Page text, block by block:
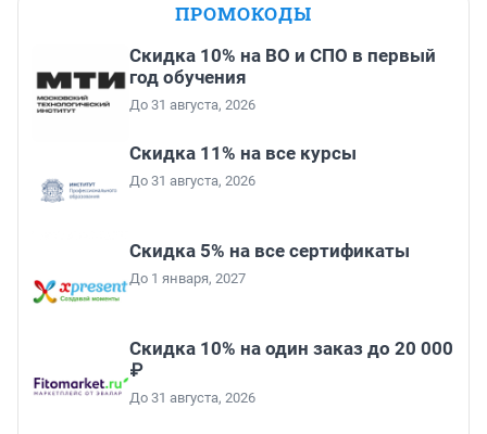
ПРОМОКОДЫ
Скидка 10% на ВО и СПО в первый
год обучения
До 31 августа, 2026
Скидка 11% на все курсы
До 31 августа, 2026
Скидка 5% на все сертификаты
До 1 января, 2027
Скидка 10% на один заказ до 20 000
₽
До 31 августа, 2026